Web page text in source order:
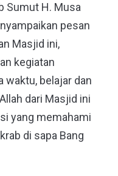
Sumut H. Musa
pesan
Masjid ini,
kegiatan
waktu, belajar dan
dari Masjid ini
yang memahami
di sapa Bang